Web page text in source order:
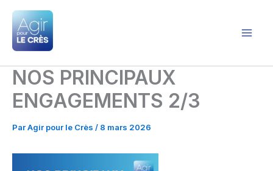
Aller
contenu
NOS PRINCIPAUX
ENGAGEMENTS 2/3
ParAgir pour le Crès / 8 mars 2026